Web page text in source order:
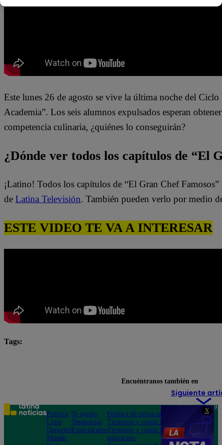
X
Este lunes 26 de agosto se vive la última noche del
Academia”. Los seis alumnos expulsados esperan
competencia culinaria, ¿quiénes lo conseguirán?
¿Dónde ver todos los capítulos de “El
¡Latino! Todos los capítulos de “El Gran Chef
de Latina Televisión. También pueden verlo por medio
ESTE VIDEO TE VA A INTERESAR
Tags:
Siguiente
Encuéntranos también en
Política
Lima
Deportes
Mundo
Te ayudo
Tendencias
Espectáculos
Política de privacidad
Términos y condiciones
Términos y condiciones
aplicación
Teléfono: 219
Av. San
Felipe 968
Jesús María